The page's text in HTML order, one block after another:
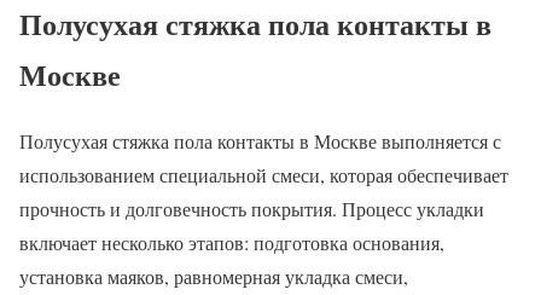
Полусухая стяжка пола контакты в
Москве
Полусухая стяжка пола контакты в Москве выполняется с
использованием специальной смеси, которая обеспечивает
прочность и долговечность покрытия. Процесс укладки
включает несколько этапов: подготовка основания,
установка маяков, равномерная укладка смеси,